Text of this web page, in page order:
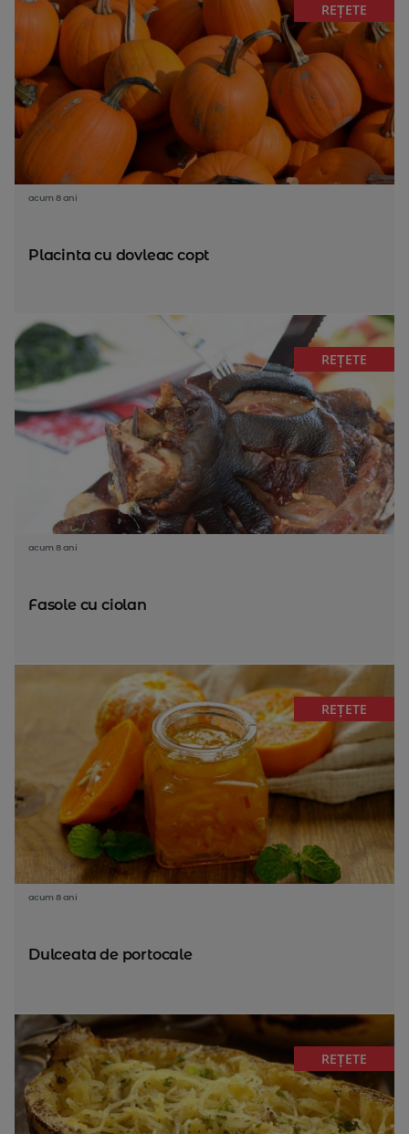
REȚETE
acum 8 ani
Placinta cu dovleac copt
REȚETE
acum 8 ani
Fasole cu ciolan
REȚETE
acum 8 ani
Dulceata de portocale
REȚETE